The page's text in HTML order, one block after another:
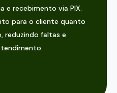
e recebimento via PIX.
para o cliente quanto
reduzindo faltas e